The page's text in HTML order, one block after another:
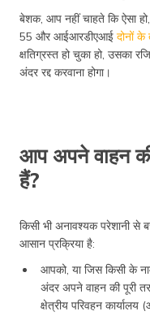
बेशक, आप नहीं चाहते कि ऐसा
55 और आईआरडीएआई दोनों के
क्षतिग्रस्त हो चुका हो, उसका
अंदर रद्द करवाना होगा।
आप अपने वाहन
हैं?
किसी भी अनावश्यक परेशानी से
आसान प्रक्रिया है:
आपको, या जिस किसी के
अंदर अपने वाहन की पूरी
क्षेत्रीय परिवहन